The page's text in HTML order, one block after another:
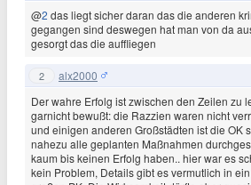
@2 das liegt sicher daran das die anderen
gegangen sind deswegen hat man von da
gesorgt das die auffliegen
2 alx2000
Der wahre Erfolg ist zwischen den Zeilen zu
garnicht bewußt: die Razzien waren nicht
und einigen anderen Großstädten ist die OK
nahezu alle geplanten Maßnahmen
kaum bis keinen Erfolg haben.. hier war es
kein Problem, Details gibt es vermutlich in